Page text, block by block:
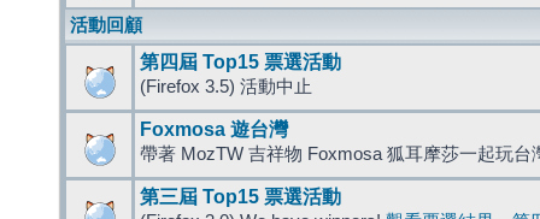
活動回顧
第四屆 Top15 票選活動
(Firefox 3.5) 活動中止
Foxmosa 遊台灣
帶著 MozTW 吉祥物 Foxmosa 狐耳摩莎一起玩台
第三屆 Top15 票選活動